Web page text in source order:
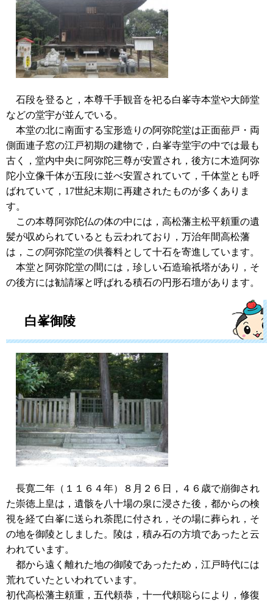
石段を登ると，本尊千手観音を祀る白峯寺本堂や大師堂
などの堂宇が並んでいる。
本堂の北に南面する宝形造りの阿弥陀堂は正面蔀戸・両
側面連子窓の江戸初期の建物で，白峯寺堂宇の中では最も
古く，堂内中央に阿弥陀三尊が安置され，後方に木造阿弥
陀小立像千体が五段に並べ安置されていて，千体堂とも呼
ばれていて，17世紀末期に再建されたものが多くありま
す。
この本尊阿弥陀仏の体の中には，高松藩主松平頼重の遺
髪が収められているとも云われており，万治年間高松藩
は，この阿弥陀堂の供養料として十石を寄進しています。
本堂と阿弥陀堂の間には，珍しい石造瑜祇塔があり，そ
の後方には勧請塚と呼ばれる積石の円形石壇があります。
白峯御陵
長寛二年（１１６４年）８月２６日，４６歳で崩御され
た崇徳上皇は，遺骸を八十場の泉に浸さた後，都からの検
視を経て白峯に送られ荼毘に付され，その場に葬られ，そ
の地を御陵としました。陵は，積み石の方墳であったと云
われています。
都から遠く離れた地の御陵であったため，江戸時代には
荒れていたといわれています。
初代高松藩主頼重，五代頼恭，十一代頼聡らにより，修復